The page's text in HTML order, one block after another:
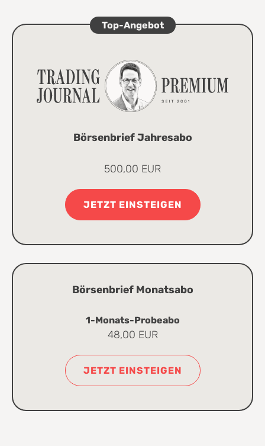
Top-Angebot
Börsenbrief Jahresabo
500,00 EUR
JETZT EINSTEIGEN
Börsenbrief Monatsabo
1-Monats-Probeabo
48,00 EUR
JETZT EINSTEIGEN